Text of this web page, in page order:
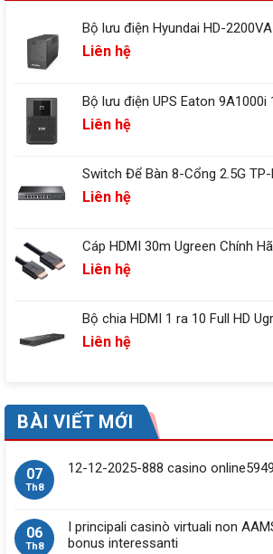
Bộ lưu điện Hyundai HD-2200VA
Liên hệ
Bộ lưu điện UPS Eaton 9A1000i
Liên hệ
Switch Để Bàn 8-Cổng 2.5G
Liên hệ
Cáp HDMI 30m Ugreen Chính
Liên hệ
Bộ chia HDMI 1 ra 10 Full HD
Liên hệ
BÀI VIẾT MỚI
07
Th8
12-12-2025-888 casino
06
Th8
I principali casinò virtuali non
bonus interessanti